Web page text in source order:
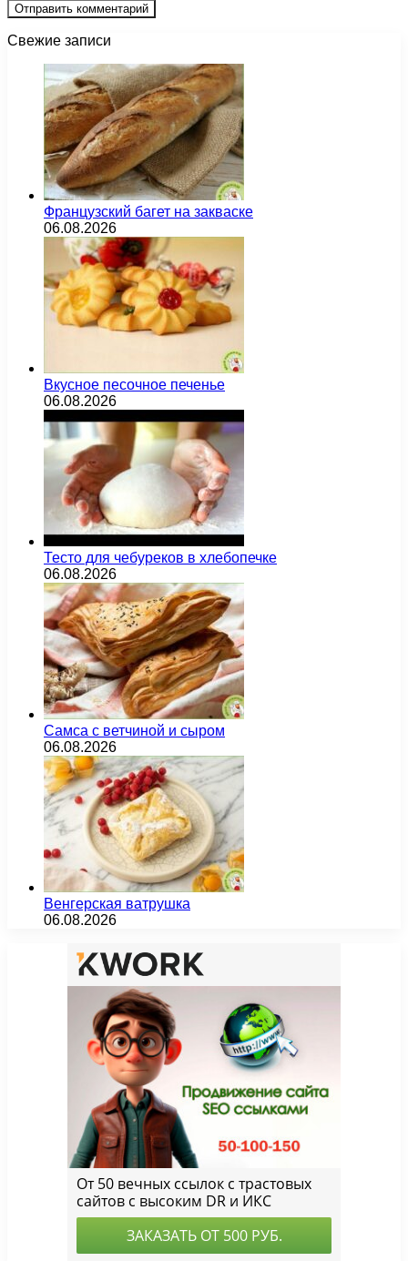
Свежие записи
Французский багет на закваске
06.08.2026
Вкусное песочное печенье
06.08.2026
Тесто для чебуреков в хлебопечке
06.08.2026
Самса с ветчиной и сыром
06.08.2026
Венгерская ватрушка
06.08.2026